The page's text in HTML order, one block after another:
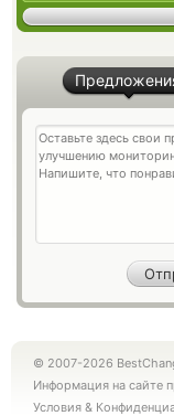
© 2007-2026
Информация на сайте
Условия &